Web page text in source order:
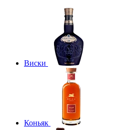
Виски
Коньяк